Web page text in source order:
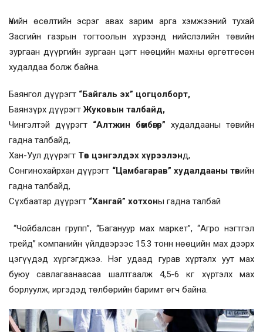
Үнийн өсөлтийн эсрэг авах зарим арга хэмжээний тухай
Засгийн газрын тогтоолын хүрээнд нийслэлийн төвийн
зургаан дүүргийн зургаан цэгт нөөцийн махны өргөтгөсөн
худалдаа болж байна.
Баянгол дүүрэгт “Байгаль эх” цогцолборт,
Баянзүрх дүүрэгтЖуковын талбайд,
Чингэлтэй дүүрэгт “Алтжин бөмбөгөр” худалдааны төвийн
гадна талбайд,
Хан-Уул дүүрэгт Төв цэнгэлдэх хүрээлэнд,
Сонгинохайрхан дүүрэгт “Цамбагарав” худалдааны төвийн
гадна талбайд,
Сүхбаатар дүүрэгт “Хангай” хотхоны гадна талбай
“Чойбалсан групп”, “Багануур мах маркет”, “Агро нэгтгэл
трейд” компанийн үйлдвэрээс 15.3 тонн нөөцийн мах дээрх
цэгүүдэд хүргэгджээ. Нэг удаад гурав хүртэлх уут мах
буюу савлагаанаасаа шалтгаалж 4,5-6 кг хүртэлх мах
борлуулж, иргэдэд төлбөрийн баримт өгч байна.